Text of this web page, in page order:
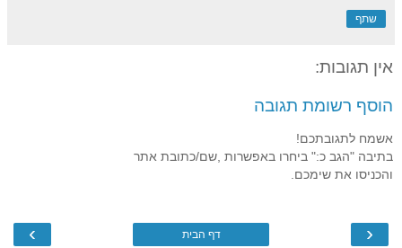
שתף
אין תגובות:
הוסף רשומת תגובה
אשמח לתגובתכם!
בתיבה "הגב כ:" ביחרו באפשרות ,שם/כתובת אתר
והכניסו את שימכם.
‹
› דף הבית